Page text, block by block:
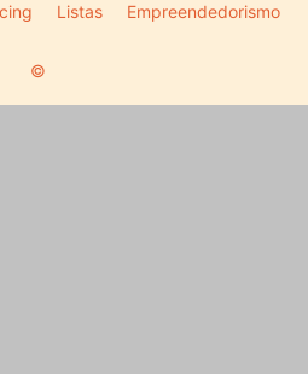
Listas Empreendedorismo
©